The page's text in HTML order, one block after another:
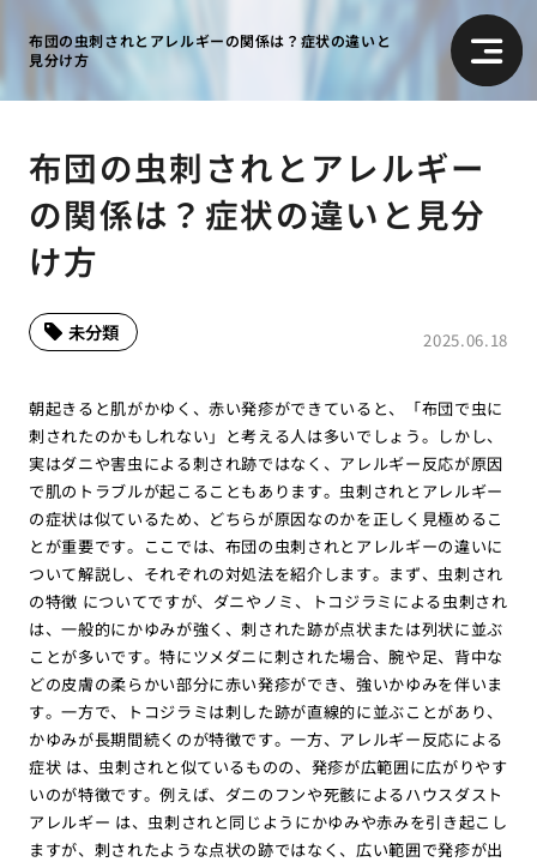
布団の虫刺されとアレルギーの関係は？症状の違いと
見分け方
布団の虫刺されとアレルギー
の関係は？症状の違いと見分
け方
2025.06.18
未分類
朝起きると肌がかゆく、赤い発疹ができていると、「布団で虫に
刺されたのかもしれない」と考える人は多いでしょう。しかし、
実はダニや害虫による刺され跡ではなく、アレルギー反応が原因
で肌のトラブルが起こることもあります。虫刺されとアレルギー
の症状は似ているため、どちらが原因なのかを正しく見極めるこ
とが重要です。ここでは、布団の虫刺されとアレルギーの違いに
ついて解説し、それぞれの対処法を紹介します。まず、虫刺され
の特徴 についてですが、ダニやノミ、トコジラミによる虫刺され
は、一般的にかゆみが強く、刺された跡が点状または列状に並ぶ
ことが多いです。特にツメダニに刺された場合、腕や足、背中な
どの皮膚の柔らかい部分に赤い発疹ができ、強いかゆみを伴いま
す。一方で、トコジラミは刺した跡が直線的に並ぶことがあり、
かゆみが長期間続くのが特徴です。一方、アレルギー反応による
症状 は、虫刺されと似ているものの、発疹が広範囲に広がりやす
いのが特徴です。例えば、ダニのフンや死骸によるハウスダスト
アレルギー は、虫刺されと同じようにかゆみや赤みを引き起こし
ますが、刺されたような点状の跡ではなく、広い範囲で発疹が出